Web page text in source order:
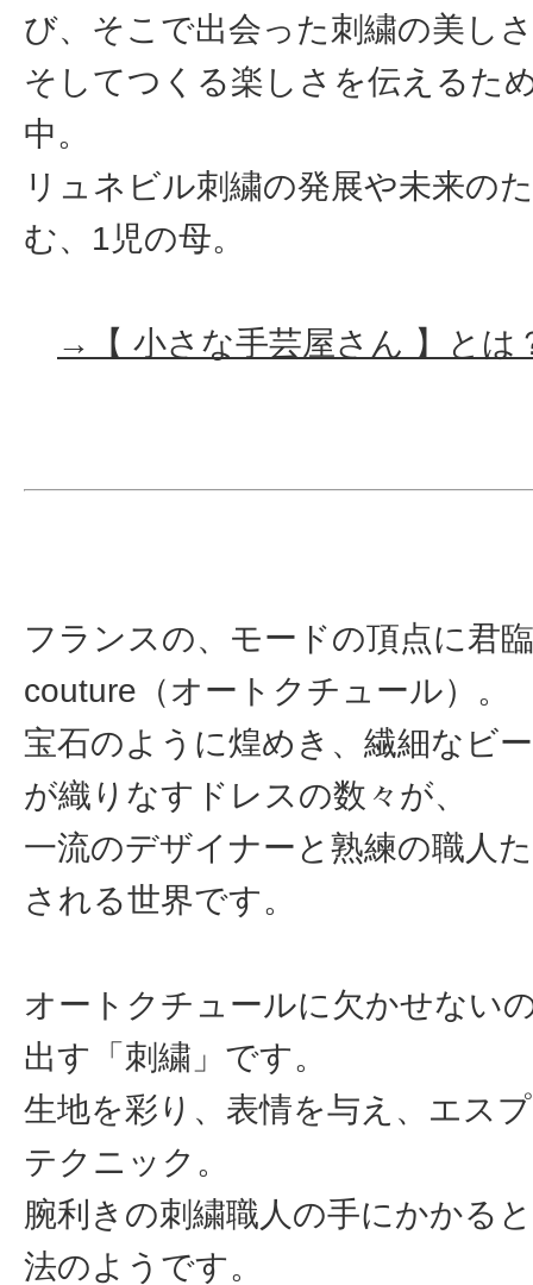
び、そこで出会った刺繍の美し
そしてつくる楽しさを伝えるた
中。
リュネビル刺繍の発展や未来の
む、1児の母。
→【 小さな手芸屋さん 】とは
フランスの、モードの頂点に君
couture（オートクチュール）。
宝石のように煌めき、繊細なビ
が織りなすドレスの数々が、
一流のデザイナーと熟練の職人
される世界です。
オートクチュールに欠かせない
出す「刺繍」です。
生地を彩り、表情を与え、エス
テクニック。
腕利きの刺繍職人の手にかかる
法のようです。